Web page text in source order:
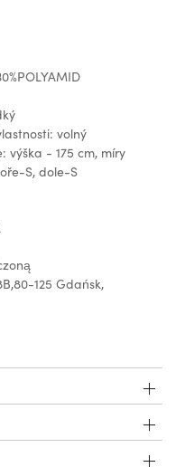
volný
- 175 cm, míry
S, dole-S
125 Gdańsk,